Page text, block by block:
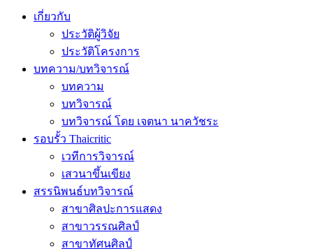
เกี่ยวกับ
ประวัติผู้วิจัย
ประวัติโครงการ
บทความ/บทวิจารณ์
บทความ
บทวิจารณ์
บทวิจารณ์ โดย เจตนา นาควัชระ
รอบรั้ว Thaicritic
เวทีการวิจารณ์
เสวนาขึ้นเขียง
สรรนิพนธ์บทวิจารณ์
สาขาศิลปะการแสดง
สาขาวรรณศิลป์
สาขาทัศนศิลป์